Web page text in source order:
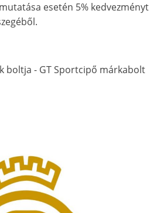
esetén 5% kedvezményt
boltja - GT Sportcipő márkabolt